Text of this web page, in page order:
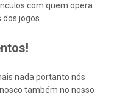
com quem opera
jogos.
nada portanto nós
também no nosso